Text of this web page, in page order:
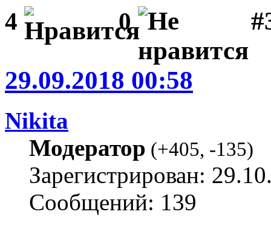
4 0
29.09.2018 00:58
Nikita
Модератор (+405, -135)
Зарегистрирован:
Сообщений: 139